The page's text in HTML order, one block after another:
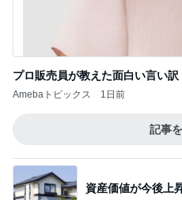
プロ販売員が教えた面白い言い訳
Amebaトピックス 1日前
記事
資産価値が今後上